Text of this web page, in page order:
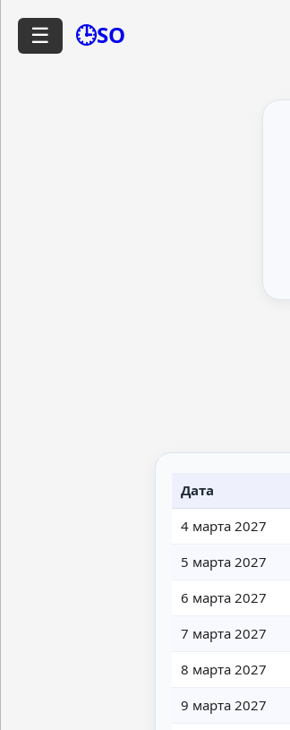
☰ 🕒SO
Дата
4 марта 2027
5 марта 2027
6 марта 2027
7 марта 2027
8 марта 2027
9 марта 2027